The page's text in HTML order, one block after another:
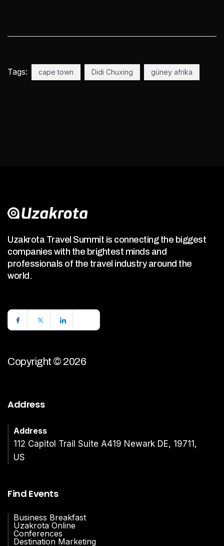
Tags: cape town Didi Chuxing güney afrika
Uzakrota Travel Summit is connecting the biggest
companies with the brightest minds and
professionals of the travel industry around the
world.
Copyright © 2026
Address
Address
112 Capitol Trail Suite A419 Newark DE, 19711,
US
Find Events
Business Breakfast
Uzakrota Online
Conferences
Destination Marketing